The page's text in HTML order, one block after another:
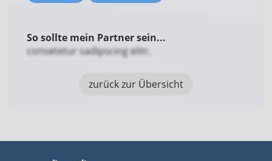
So sollte mein Partner sein...
consetetur sadipscing elitr,
zurück zur Übersicht